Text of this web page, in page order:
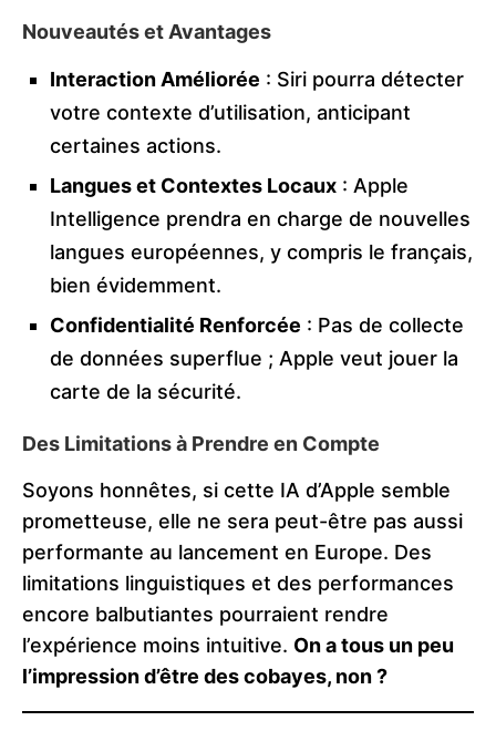
Nouveautés et Avantages
Interaction Améliorée : Siri pourra détecter
votre contexte d’utilisation, anticipant
certaines actions.
Langues et Contextes Locaux : Apple
Intelligence prendra en charge de nouvelles
langues européennes, y compris le français,
bien évidemment.
Confidentialité Renforcée : Pas de collecte
de données superflue ; Apple veut jouer la
carte de la sécurité.
Des Limitations à Prendre en Compte
Soyons honnêtes, si cette IA d’Apple semble
prometteuse, elle ne sera peut-être pas aussi
performante au lancement en Europe. Des
limitations linguistiques et des performances
encore balbutiantes pourraient rendre
l’expérience moins intuitive. On a tous un peu
l’impression d’être des cobayes, non ?